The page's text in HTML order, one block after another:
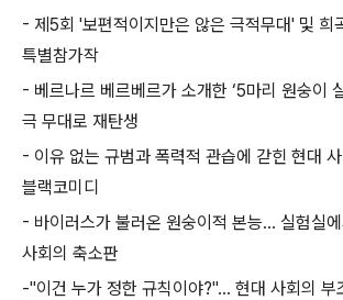
- 제 5회 '보편적이지만은 않은 극적무대' 및 희
특별참가작
- 베르나르 베르베르가 소개한 ‘5마리 원숭이
극 무대로 재탄생
- 이유 없는 규범과 폭력적 관습에 갇힌 현대
블랙코미디
- 바이러스가 불러온 원숭이적 본능… 실험실
사회의 축소판
-"이건 누가 정한 규칙이야?"… 현대 사회의 부